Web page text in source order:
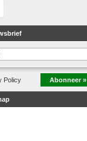
Policy Abonneer »